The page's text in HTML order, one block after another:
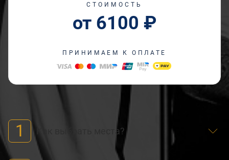
СТОИМОСТЬ
от 6100 ₽
ПРИНИМАЕМ К ОПЛАТЕ
1 Как выбрать места?